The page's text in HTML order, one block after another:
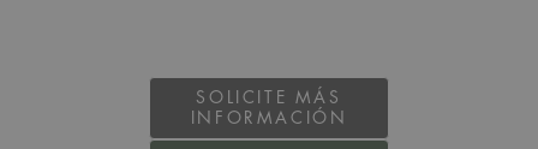
SOLICITE MÁS
INFORMACIÓN